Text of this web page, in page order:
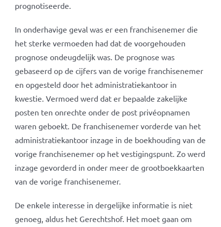
prognotiseerde.
In onderhavige geval was er een franchisenemer die
het sterke vermoeden had dat de voorgehouden
prognose ondeugdelijk was. De prognose was
gebaseerd op de cijfers van de vorige franchisenemer
en opgesteld door het administratiekantoor in
kwestie. Vermoed werd dat er bepaalde zakelijke
posten ten onrechte onder de post privéopnamen
waren geboekt. De franchisenemer vorderde van het
administratiekantoor inzage in de boekhouding van de
vorige franchisenemer op het vestigingspunt. Zo werd
inzage gevorderd in onder meer de grootboekkaarten
van de vorige franchisenemer.
De enkele interesse in dergelijke informatie is niet
genoeg, aldus het Gerechtshof. Het moet gaan om